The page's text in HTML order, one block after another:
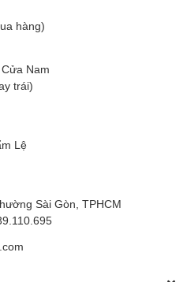
hàng)
Nam
trái)
Lệ
Sài Gòn, TPHCM